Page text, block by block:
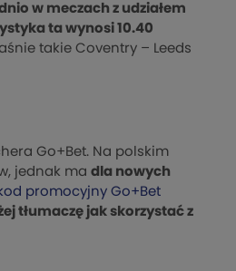
w meczach z udziałem
ta wynosi 10.40
takie Coventry – Leeds
Go+Bet. Na polskim
jednak ma dla nowych
promocyjny Go+Bet
tłumaczę jak skorzystać z